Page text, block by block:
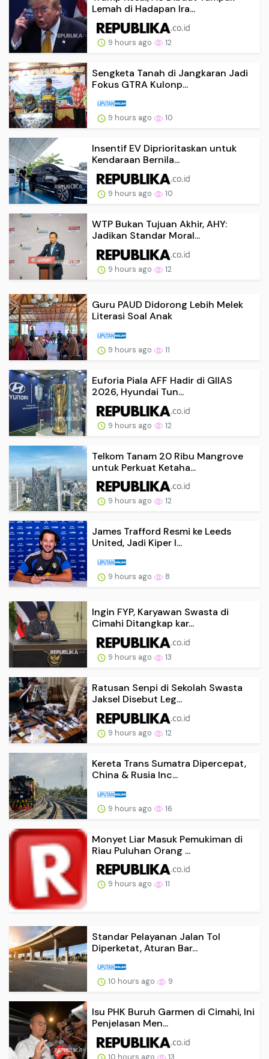
Lemah di Hadapan Ira...
9 hours ago 12
Sengketa Tanah di Jangkaran Jadi
Fokus GTRA Kulonp...
9 hours ago 10
Insentif EV Diprioritaskan untuk
Kendaraan Bernila...
9 hours ago 10
WTP Bukan Tujuan Akhir, AHY:
Jadikan Standar Moral...
9 hours ago 12
Guru PAUD Didorong Lebih Melek
Literasi Soal Anak
9 hours ago 11
Euforia Piala AFF Hadir di GIIAS
2026, Hyundai Tun...
9 hours ago 12
Telkom Tanam 20 Ribu Mangrove
untuk Perkuat Ketaha...
9 hours ago 12
James Trafford Resmi ke Leeds
United, Jadi Kiper I...
9 hours ago 8
Ingin FYP, Karyawan Swasta di
Cimahi Ditangkap kar...
9 hours ago 13
Ratusan Senpi di Sekolah Swasta
Jaksel Disebut Leg...
9 hours ago 12
Kereta Trans Sumatra Dipercepat,
China & Rusia Inc...
9 hours ago 16
Monyet Liar Masuk Pemukiman di
Riau Puluhan Orang ...
9 hours ago 11
Standar Pelayanan Jalan Tol
Diperketat, Aturan Bar...
10 hours ago 9
Isu PHK Buruh Garmen di Cimahi, Ini
Penjelasan Men...